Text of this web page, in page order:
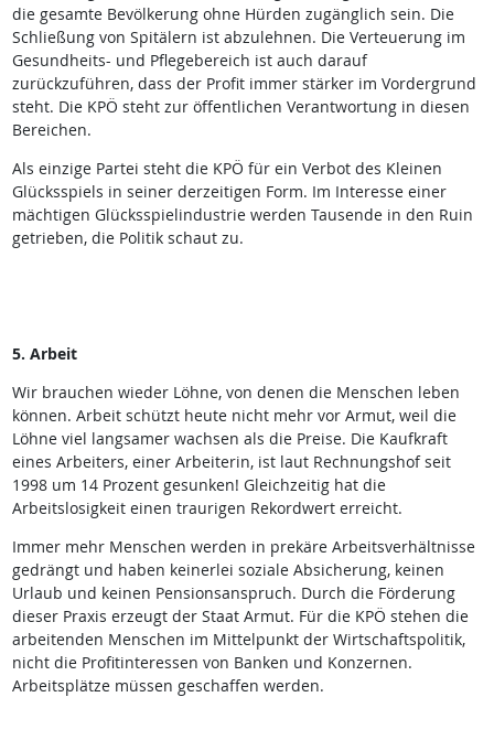
die gesamte Bevölkerung ohne Hürden zugänglich sein. Die
Schließung von Spitälern ist abzulehnen. Die Verteuerung im
Gesundheits- und Pflegebereich ist auch darauf
zurückzuführen, dass der Profit immer stärker im Vordergrund
steht. Die KPÖ steht zur öffentlichen Verantwortung in diesen
Bereichen.
Als einzige Partei steht die KPÖ für ein Verbot des Kleinen
Glücksspiels in seiner derzeitigen Form. Im Interesse einer
mächtigen Glücksspielindustrie werden Tausende in den Ruin
getrieben, die Politik schaut zu.
5. Arbeit
Wir brauchen wieder Löhne, von denen die Menschen leben
können. Arbeit schützt heute nicht mehr vor Armut, weil die
Löhne viel langsamer wachsen als die Preise. Die Kaufkraft
eines Arbeiters, einer Arbeiterin, ist laut Rechnungshof seit
1998 um 14 Prozent gesunken! Gleichzeitig hat die
Arbeitslosigkeit einen traurigen Rekordwert erreicht.
Immer mehr Menschen werden in prekäre Arbeitsverhältnisse
gedrängt und haben keinerlei soziale Absicherung, keinen
Urlaub und keinen Pensionsanspruch. Durch die Förderung
dieser Praxis erzeugt der Staat Armut. Für die KPÖ stehen die
arbeitenden Menschen im Mittelpunkt der Wirtschaftspolitik,
nicht die Profitinteressen von Banken und Konzernen.
Arbeitsplätze müssen geschaffen werden.